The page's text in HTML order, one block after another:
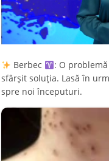
Berbec
: O
sfârșit soluția. Lasă în
spre noi începuturi.